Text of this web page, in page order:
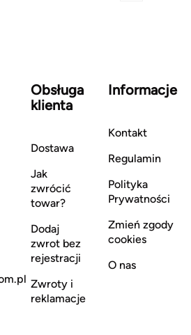
Obsługa
klienta
Dostawa
Jak
zwrócić
towar?
Dodaj
zwrot bez
rejestracji
Zwroty i
reklamacje
Informacje
Kontakt
Regulamin
Polityka
Prywatności
Zmień zgody
cookies
O nas